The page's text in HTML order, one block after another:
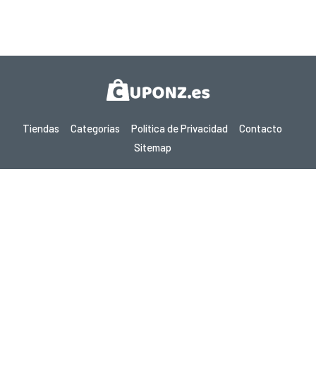
Tiendas Categorías Política de Privacidad
Contacto
Sitemap